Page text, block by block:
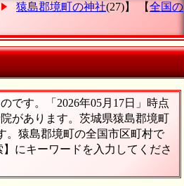
猿島郡境町の神社(27)】 【全国の
です。「2026年05月17日」時点
があります。茨城県猿島郡境町
。猿島郡境町の全国市区町村で
にキーワードを入力してくださ